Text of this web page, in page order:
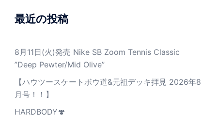
最近の投稿
8月11日(火)発売 Nike SB Zoom Tennis Classic
”Deep Pewter/Mid Olive”
【ハウツースケートボウ道&元祖デッキ拝見 2026年8
月号！！】
HARDBODY🍄